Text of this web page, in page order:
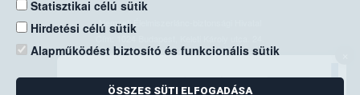
Statisztikai célú sütik
Hirdetési célú sütik
Alapműködést biztosító és funkcionális sütik
ÖSSZES SÜTI ELFOGADÁSA
Nemzeti Élelmiszerlánc-biztonsági Hivatal
Levelezési cím: 1525 Budapest. Pf. 30.